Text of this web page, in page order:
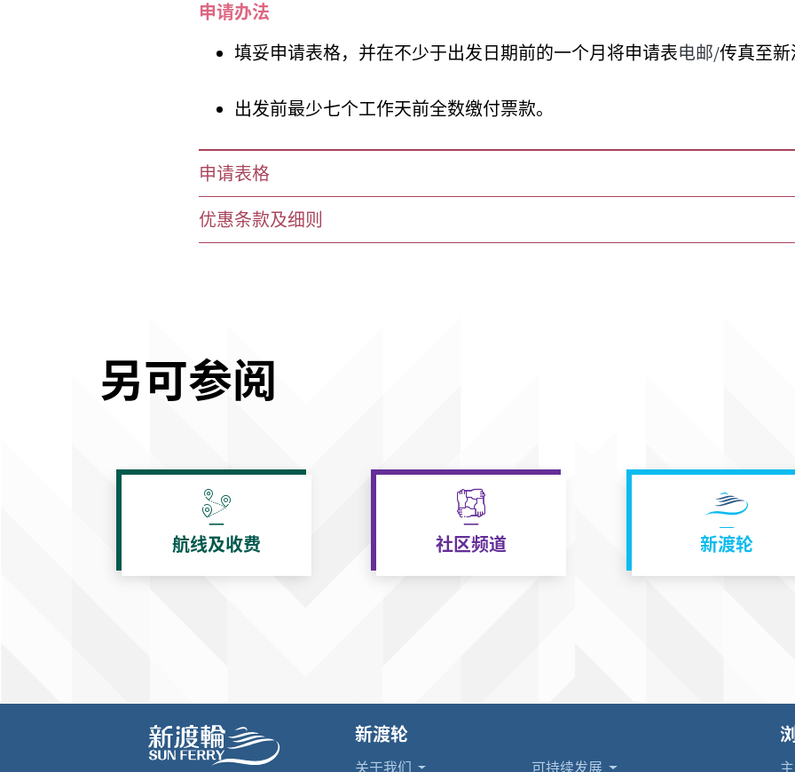
申请办法
填妥申请表格，并在不少于出发日期前的一个月将申请表电邮/传真至
出发前最少七个工作天前全数缴付票款。
申请表格
优惠条款及细则
另可参阅
航线及收费 社区频道 新渡轮
新渡轮
关于我们 可持续发展